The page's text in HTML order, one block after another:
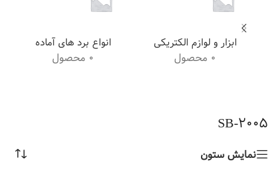
ابزار و لوازم الکتریکی
0 محصول
انواع برد های آماده
0 محصول
SB-2005
نمایش ستون